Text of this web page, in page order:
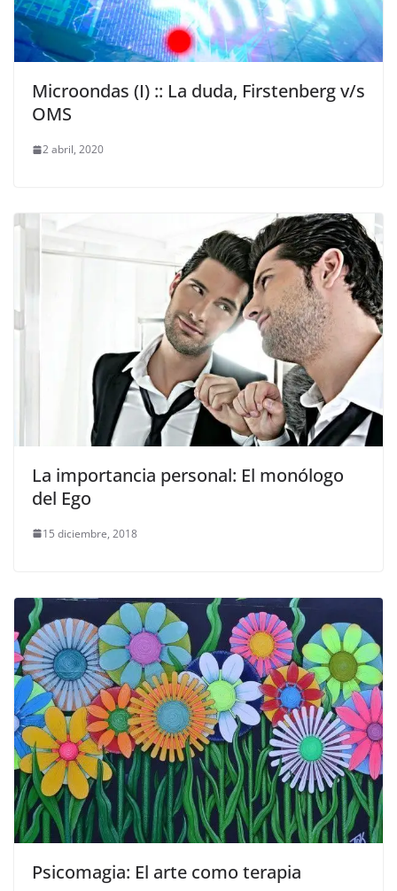
Microondas (I) :: La duda, Firstenberg v/s
OMS
2 abril, 2020
La importancia personal: El monólogo
del Ego
15 diciembre, 2018
Psicomagia: El arte como terapia